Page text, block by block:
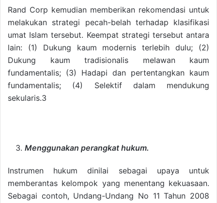
Rand Corp kemudian memberikan rekomendasi untuk
melakukan strategi pecah-belah terhadap klasifikasi
umat Islam tersebut. Keempat strategi tersebut antara
lain: (1) Dukung kaum modernis terlebih dulu; (2)
Dukung kaum tradisionalis melawan kaum
fundamentalis; (3) Hadapi dan pertentangkan kaum
fundamentalis; (4) Selektif dalam mendukung
sekularis.3
Menggunakan perangkat hukum.
Instrumen hukum dinilai sebagai upaya untuk
memberantas kelompok yang menentang kekuasaan.
Sebagai contoh, Undang-Undang No 11 Tahun 2008